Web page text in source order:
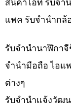
แพค รับจำนำกล้
รับจำนำนาฬิกา
จำนำมือถือ ไอแ
ต่างๆ
รับจํานําแจ้งวัฒ